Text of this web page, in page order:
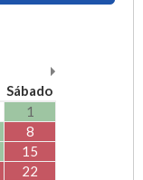
Sábado
1
8
15
22